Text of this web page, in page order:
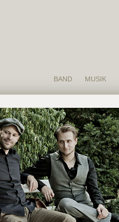
BAND MUSIK